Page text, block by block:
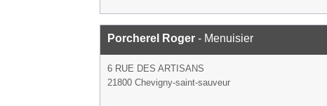
Porcherel Roger - Menuisier
6 RUE DES ARTISANS
21800 Chevigny-saint-sauveur